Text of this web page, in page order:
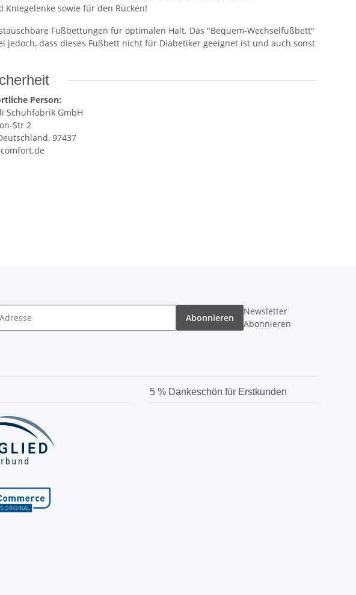
sowie für den Rücken!
Fußbettungen für optimalen Halt. Das "Bequem-Wechselfußbett"
dass dieses Fußbett nicht für Diabetiker geeignet ist und auch sonst
Person:
Schuhfabrik GmbH
Str 2
97437
Abonnieren
Newsletter
Abonnieren
5 % Dankeschön für Erstkunden